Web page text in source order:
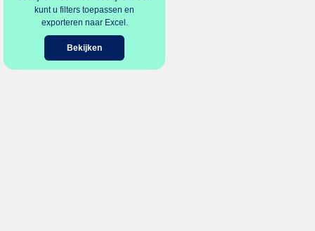
kunt u filters toepassen en
exporteren naar Excel.
Bekijken